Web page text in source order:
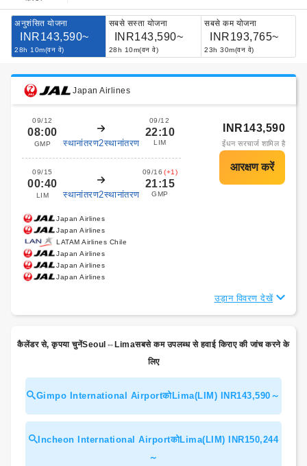
अनुशंसित योजना
INR143,590~
28h 10m(वन वे)
सबसे सस्ता योजना
INR143,590~
28h 10m(वन वे)
सबसे कम योजना
INR193,765~
23h 30m(वन वे)
Japan Airlines
09/12
08:00
GMP स्थानांतरण2स्थानांतरण
09/12
22:10
LIM
09/15
00:40
LIM स्थानांतरण2स्थानांतरण
09/16 (+1)
21:15
GMP
INR143,590
ईंधन सरचार्ज शामिल है
Japan Airlines
Japan Airlines
LATAM Airlines Chile
Japan Airlines
Japan Airlines
Japan Airlines
उड़ान विवरण देखें
कैलेंडर से, कृपया चुनेंSeoul⇔Limaसबसे कम उपलब्ध से हवाई किराए की जांच करने के
लिए
Gimpo International AirportकोLima(LIM) INR143,590～
Incheon International AirportकोLima(LIM) INR150,244
～